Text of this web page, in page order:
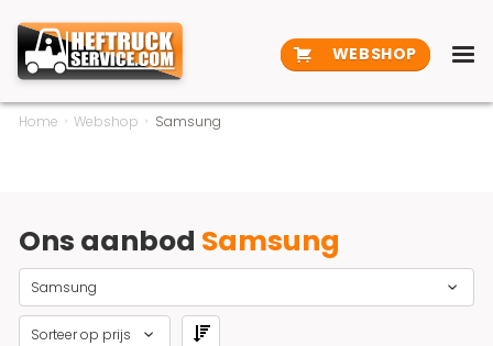
WEBSHOP
Home Webshop Samsung
Ons aanbod Samsung
Samsung
Sorteer op prijs